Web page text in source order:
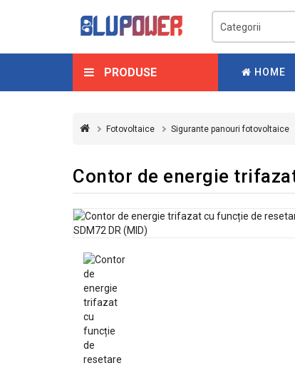
PRODUSE HOME
Fotovoltaice Sigurante panouri fotovoltaice
Contor de energie